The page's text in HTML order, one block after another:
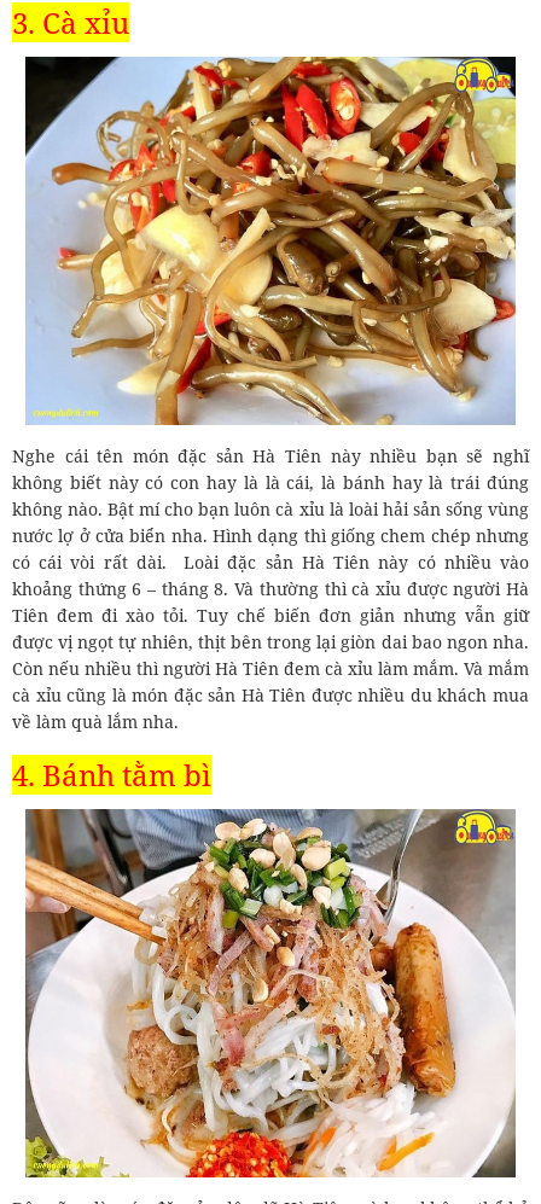
3. Cà xỉu
Nghe cái tên món đặc sản Hà Tiên này nhiều bạn sẽ nghĩ
không biết này có con hay là là cái, là bánh hay là trái đúng
không nào. Bật mí cho bạn luôn cà xỉu là loài hải sản sống vùng
nước lợ ở cửa biển nha. Hình dạng thì giống chem chép nhưng
có cái vòi rất dài. Loài đặc sản Hà Tiên này có nhiều vào
khoảng thứng 6 – tháng 8. Và thường thì cà xỉu được người Hà
Tiên đem đi xào tỏi. Tuy chế biến đơn giản nhưng vẫn giữ
được vị ngọt tự nhiên, thịt bên trong lại giòn dai bao ngon nha.
Còn nếu nhiều thì người Hà Tiên đem cà xỉu làm mắm. Và mắm
cà xỉu cũng là món đặc sản Hà Tiên được nhiều du khách mua
về làm quà lắm nha.
4. Bánh tằm bì